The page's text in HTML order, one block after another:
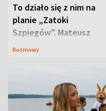
To działo się z nim na
planie „Zatoki
Szpiegów”. Mateusz
Janicki odsłonił
Rozmowy